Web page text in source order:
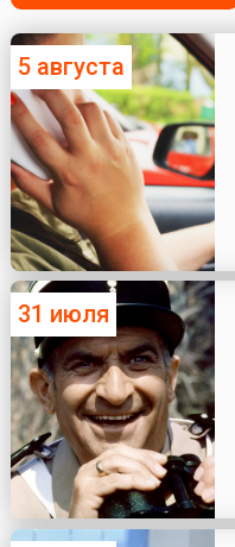
5 августа
31 июля